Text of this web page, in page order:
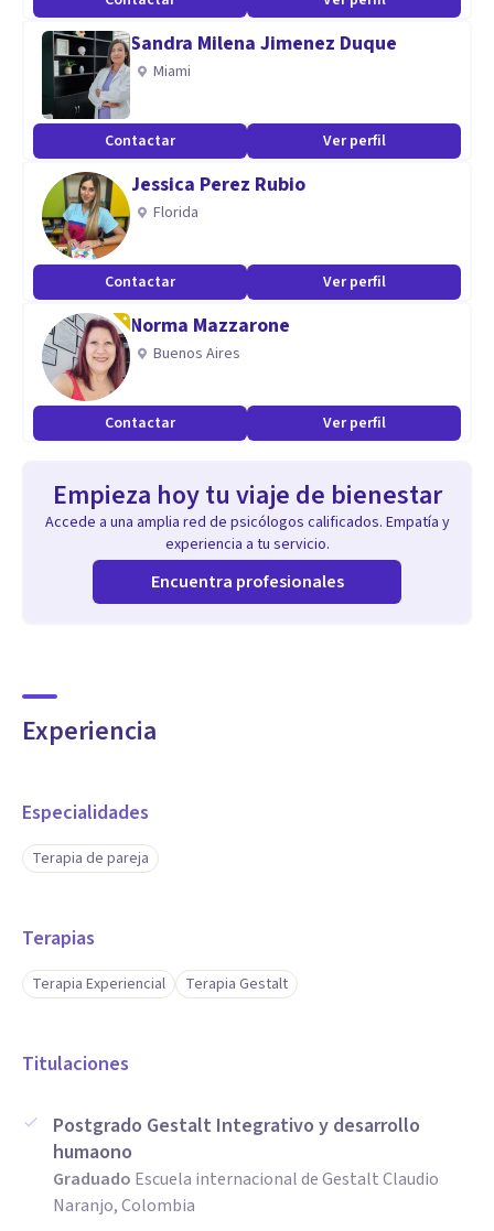
Acompañamiento en procesos de pareja
Sandra Milena Jimenez Duque
Miami
Contactar Ver perfil
Jessica Perez Rubio
Florida
Contactar Ver perfil
Norma Mazzarone
Buenos Aires
Contactar Ver perfil
Empieza hoy tu viaje de bienestar
Accede a una amplia red de psicólogos calificados. Empatía y
experiencia a tu servicio.
Encuentra profesionales
Experiencia
Especialidades
Terapia de pareja
Terapias
Terapia Experiencial Terapia Gestalt
Titulaciones
Postgrado Gestalt Integrativo y desarrollo
humaono
Graduado Escuela internacional de Gestalt Claudio
Naranjo, Colombia